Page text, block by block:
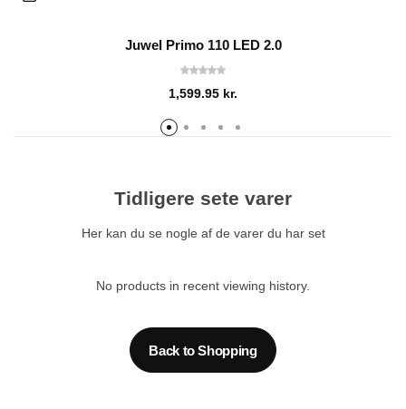
Juwel Primo 110 LED 2.0
1,599.95 kr.
Tidligere sete varer
Her kan du se nogle af de varer du har set
No products in recent viewing history.
Back to Shopping